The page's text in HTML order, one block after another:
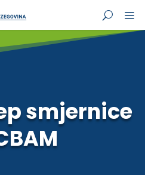
smjernice